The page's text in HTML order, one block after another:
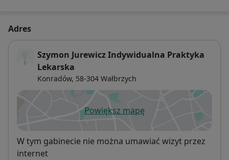
Adres
Szymon Jurewicz Indywidualna Praktyka
Lekarska
Konradów, 58-304 Wałbrzych
Powiększ mapęotwiera się w nowej karcie
Dostępność
W tym gabinecie nie można umawiać wizyt przez
internet